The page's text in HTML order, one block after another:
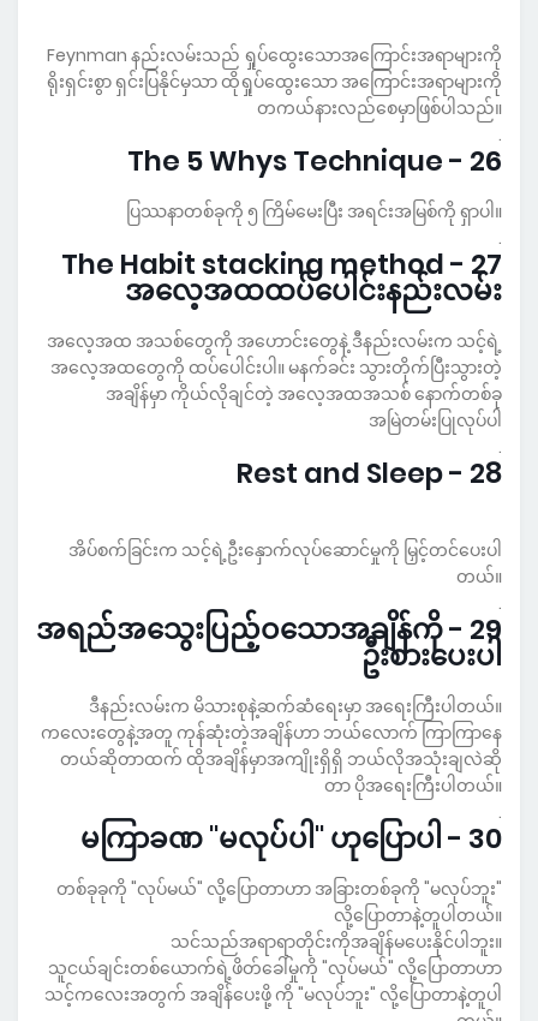
Feynman နည်းလမ်းသည် ရှုပ်ထွေးသောအကြောင်းအရာများကို
ရိုးရှင်းစွာ ရှင်းပြနိုင်မှသာ ထိုရှုပ်ထွေးသော အကြောင်းအရာများကို
တကယ်နားလည်စေမှာဖြစ်ပါသည်။
.
26 - The 5 Whys Technique
ပြဿနာတစ်ခုကို ၅ ကြိမ်မေးပြီး အရင်းအမြစ်ကို ရှာပါ။
.
27 - The Habit stacking method
အလေ့အထထပ်ပေါင်းနည်းလမ်း
အလေ့အထ အသစ်တွေကို အဟောင်းတွေနဲ့ ဒီနည်းလမ်းက သင့်ရဲ့
အလေ့အထတွေကို ထပ်ပေါင်းပါ။ မနက်ခင်း သွားတိုက်ပြီးသွားတဲ့
အချိန်မှာ ကိုယ်လိုချင်တဲ့ အလေ့အထအသစ် နောက်တစ်ခု
အမြဲတမ်းပြုလုပ်ပါ
.
28 - Rest and Sleep
အိပ်စက်ခြင်းက သင့်ရဲ့ဦးနှောက်လုပ်ဆောင်မှုကို မြှင့်တင်ပေးပါ
တယ်။
.
29 - အရည်အသွေးပြည့်ဝသောအချိန်ကို
ဦးစားပေးပါ
ဒီနည်းလမ်းက မိသားစုနဲ့ဆက်ဆံရေးမှာ အရေးကြီးပါတယ်။
ကလေးတွေနဲ့အတူ ကုန်ဆုံးတဲ့အချိန်ဟာ ဘယ်လောက် ကြာကြာနေ
တယ်ဆိုတာထက် ထိုအချိန်မှာအကျိုးရှိရှိ ဘယ်လိုအသုံးချလဲဆို
တာ ပိုအရေးကြီးပါတယ်။
.
30 - မကြာခဏ "မလုပ်ပါ" ဟုပြောပါ
တစ်ခုခုကို "လုပ်မယ်" လို့ပြောတာဟာ အခြားတစ်ခုကို "မလုပ်ဘူး"
လို့ပြောတာနဲ့တူပါတယ်။
သင်သည်အရာရာတိုင်းကိုအချိန်မပေးနိုင်ပါဘူး။
သူငယ်ချင်းတစ်ယောက်ရဲ့ဖိတ်ခေါ်မှုကို "လုပ်မယ်" လို့ပြောတာဟာ
သင့်ကလေးအတွက် အချိန်ပေးဖို့ ကို "မလုပ်ဘူး" လို့ပြောတာနဲ့တူပါ